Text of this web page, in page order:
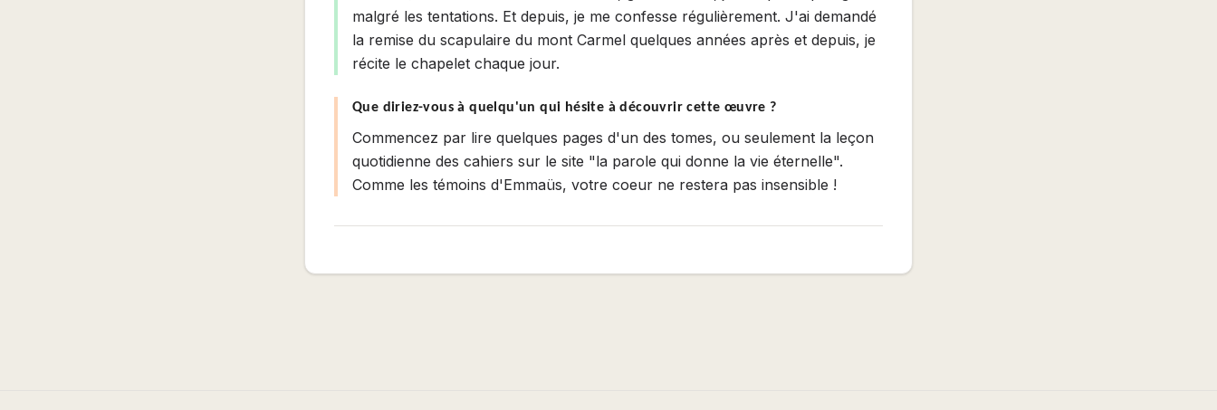
malgré les tentations. Et depuis, je me confesse régulièrement. J'ai demandé
la remise du scapulaire du mont Carmel quelques années après et depuis, je
récite le chapelet chaque jour.
Que diriez-vous à quelqu'un qui hésite à découvrir cette œuvre ?
Commencez par lire quelques pages d'un des tomes, ou seulement la leçon
quotidienne des cahiers sur le site "la parole qui donne la vie éternelle".
Comme les témoins d'Emmaüs, votre coeur ne restera pas insensible !